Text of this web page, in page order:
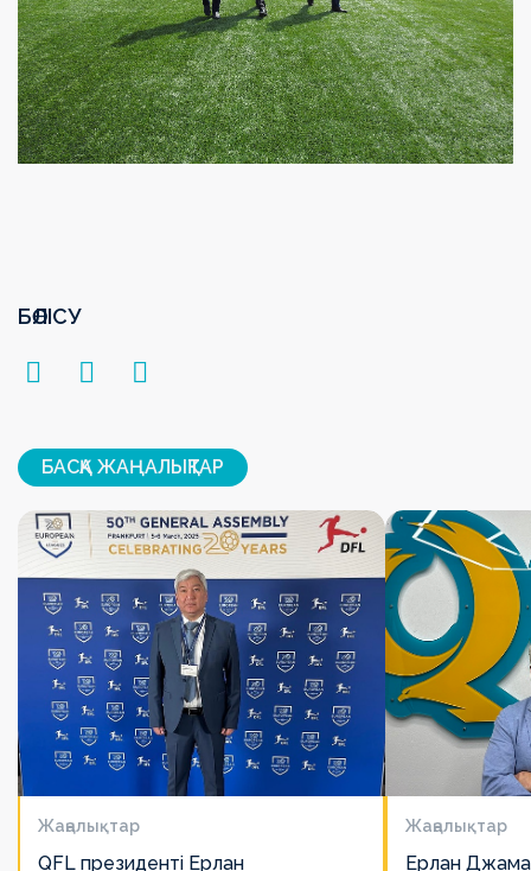
БӨЛІСУ
БАСҚА ЖАҢАЛЫҚТАР
Жаңалықтар
QFL президенті Ерлан
Жаңалықтар
Ерлан